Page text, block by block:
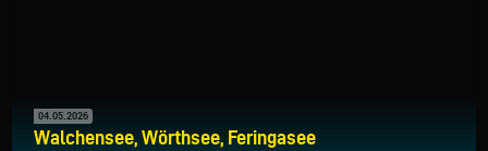
04.05.2026
Walchensee, Wörthsee, Feringasee